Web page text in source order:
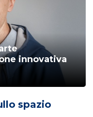
innovativa
spazio